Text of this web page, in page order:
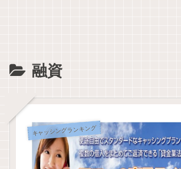
融資
キャッシングランキング